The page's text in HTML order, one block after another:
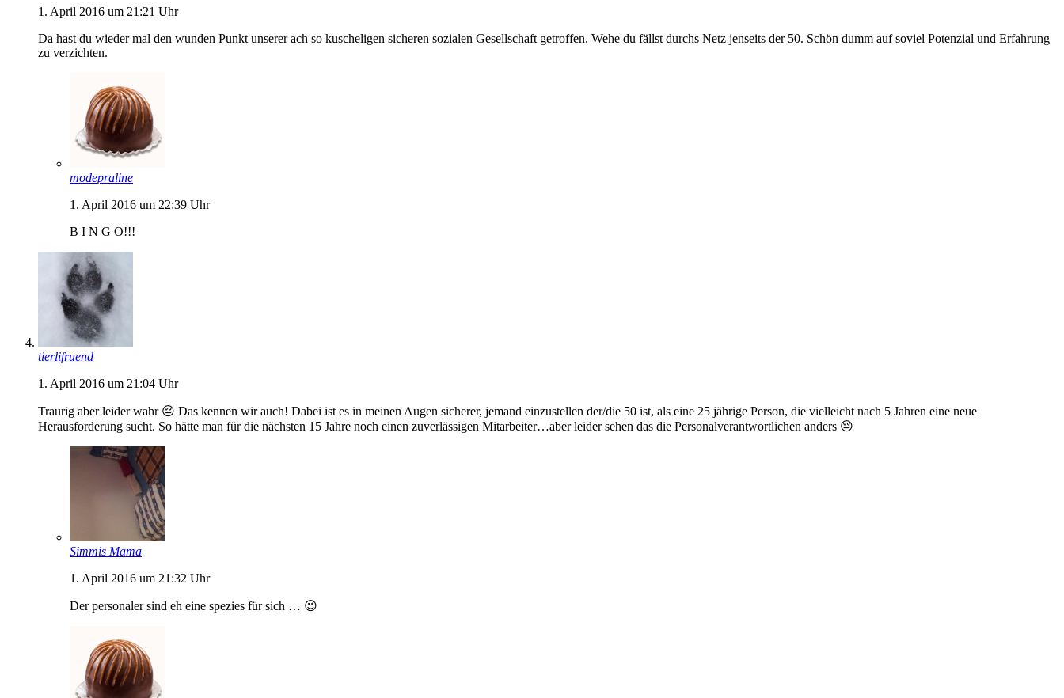
1. April 2016 um 21:21 Uhr
Da hast du wieder mal den wunden Punkt unserer ach so kuscheligen sicheren sozialen Gesellschaft getroffen. Wehe du fällst durchs Netz jenseits der 50. Schön dumm auf soviel Potenzial und Erfahrung
zu verzichten.
modepraline
1. April 2016 um 22:39 Uhr
B I N G O!!!
tierlifruend
1. April 2016 um 21:04 Uhr
Traurig aber leider wahr 😔 Das kennen wir auch! Dabei ist es in meinen Augen sicherer, jemand einzustellen der/die 50 ist, als eine 25 jährige Person, die vielleicht nach 5 Jahren eine neue
Herausforderung sucht. So hätte man für die nächsten 15 Jahre noch einen zuverlässigen Mitarbeiter…aber leider sehen das die Personalverantwortlichen anders 😔
Simmis Mama
1. April 2016 um 21:32 Uhr
Der personaler sind eh eine spezies für sich … 😉